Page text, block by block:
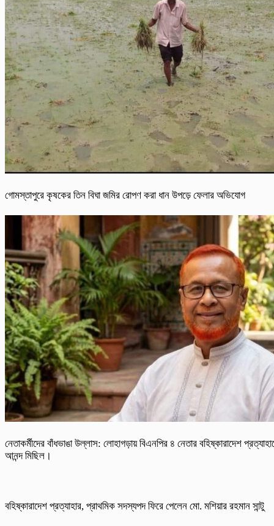
গোমস্তাপুরে কৃষকের তিন বিঘা জমির রোপণ করা ধান উপড়ে ফেলার অভিযোগ
নেতাকর্মীদের বাঁধভাঙা উল্লাস: লোহাগড়ায় বিএনপির ৪ নেতার বহিষ্কারাদেশ
আনন্দ মিছিল।
বহিষ্কারাদেশ প্রত্যাহার, প্রাথমিক সদস্যপদ ফিরে পেলেন মো. মশিয়ার রহমান সান্টু